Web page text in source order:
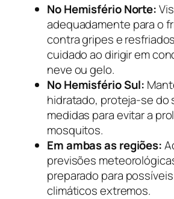
No Hemisfério Norte:
adequadamente para o
contra gripes e
cuidado ao dirigir em
neve ou gelo.
No Hemisfério Sul:
hidratado, proteja-se do
medidas para evitar a
mosquitos.
Em ambas as regiões:
previsões
preparado para
climáticos extremos.